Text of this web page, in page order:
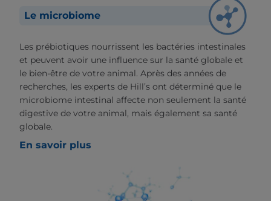
Le microbiome
Les prébiotiques nourrissent les bactéries intestinales
et peuvent avoir une influence sur la santé globale et
le bien-être de votre animal. Après des années de
recherches, les experts de Hill’s ont déterminé que le
microbiome intestinal affecte non seulement la santé
digestive de votre animal, mais également sa santé
globale.
En savoir plus